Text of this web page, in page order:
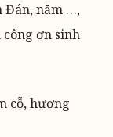
Đán, năm …,
công ơn sinh
cỗ, hương